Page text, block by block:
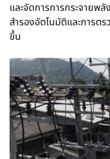
และจัดการการกระจายพ
สำรองอัตโนมัติและการต
ขึ้น